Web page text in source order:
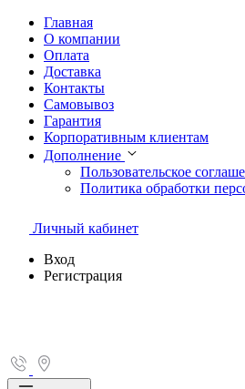
Главная
О компании
Оплата
Доставка
Контакты
Самовывоз
Гарантия
Корпоративным клиентам
Дополнение
Пользовательское
Политика обработки
Личный кабинет
Вход
Регистрация